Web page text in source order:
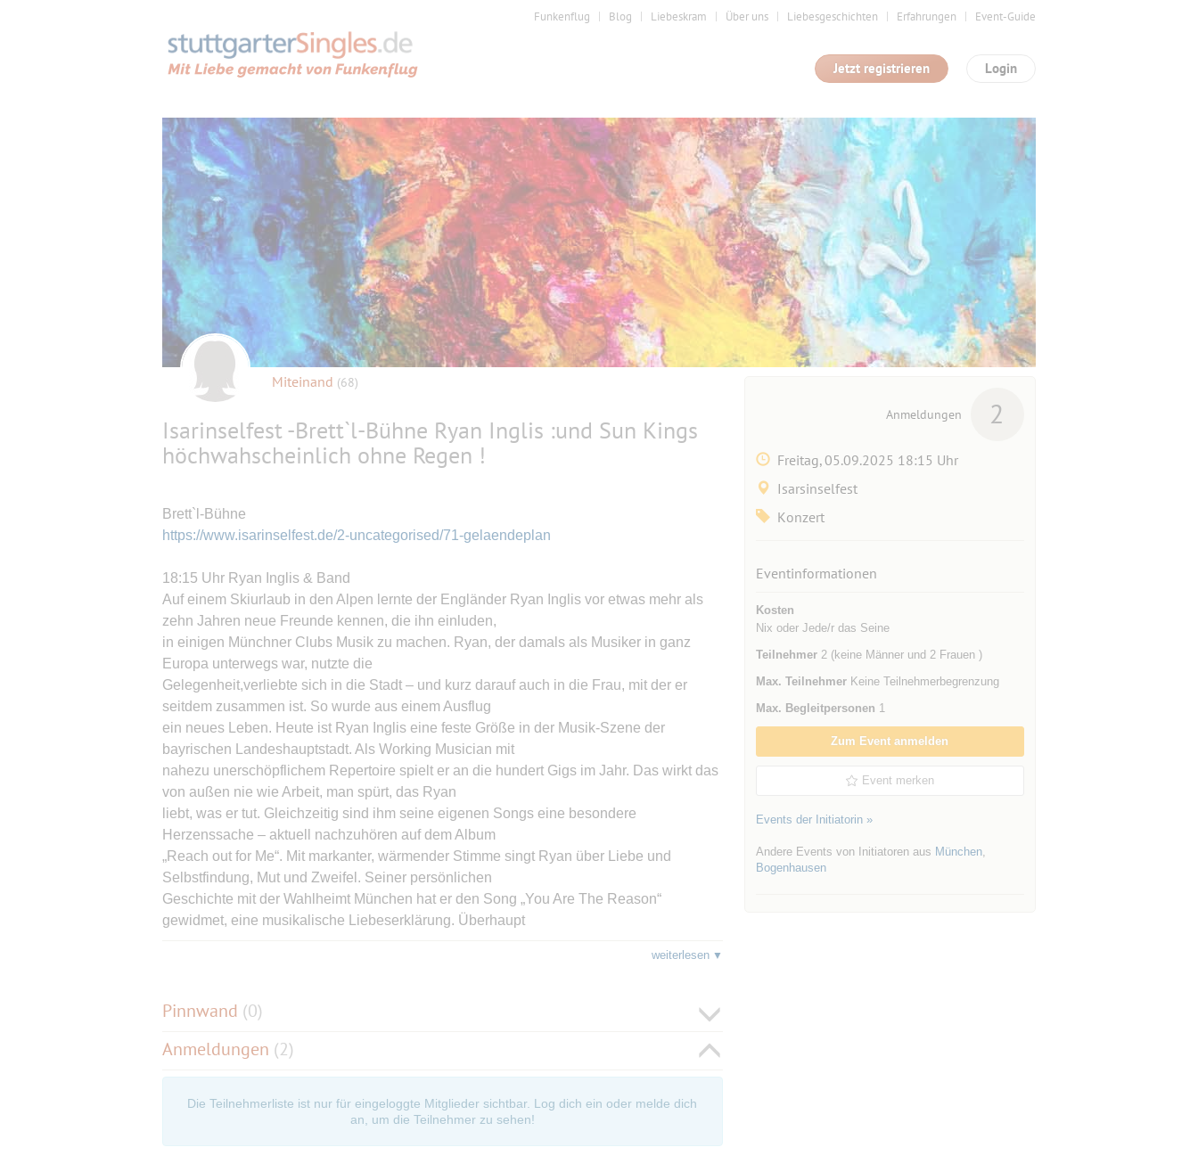
Funkenflug Blog Liebeskram Über uns Liebesgeschichten Erfahrungen Event-Guide
Login
Jetzt registrieren
Miteinand (68)
Isarinselfest -Brett`l-Bühne Ryan Inglis :und Sun Kings
höchwahscheinlich ohne Regen !
Brett`l-Bühne
https://www.isarinselfest.de/2-uncategorised/71-gelaendeplan
18:15 Uhr Ryan Inglis & Band
Auf einem Skiurlaub in den Alpen lernte der Engländer Ryan Inglis vor etwas mehr als
zehn Jahren neue Freunde kennen, die ihn einluden,
in einigen Münchner Clubs Musik zu machen. Ryan, der damals als Musiker in ganz
Europa unterwegs war, nutzte die
Gelegenheit,verliebte sich in die Stadt – und kurz darauf auch in die Frau, mit der er
seitdem zusammen ist. So wurde aus einem Ausflug
ein neues Leben. Heute ist Ryan Inglis eine feste Größe in der Musik-Szene der
bayrischen Landeshauptstadt. Als Working Musician mit
nahezu unerschöpflichem Repertoire spielt er an die hundert Gigs im Jahr. Das wirkt das
von außen nie wie Arbeit, man spürt, das Ryan
liebt, was er tut. Gleichzeitig sind ihm seine eigenen Songs eine besondere
Herzenssache – aktuell nachzuhören auf dem Album
„Reach out for Me“. Mit markanter, wärmender Stimme singt Ryan über Liebe und
Selbstfindung, Mut und Zweifel. Seiner persönlichen
Geschichte mit der Wahlheimt München hat er den Song „You Are The Reason“
gewidmet, eine musikalische Liebeserklärung. Überhaupt
es ihm auf der Bühne nicht an, aber er tut sich eher
Art: Ryan Inglis stellt sich lieber hinter die Musik,
https://ryaninglis.com/
weiterlesen
Pinnwand (0)
Anmeldungen (2)
Die Teilnehmerliste ist nur für eingeloggte Mitglieder sichtbar. Log dich ein oder melde dich
an, um die Teilnehmer zu sehen!
Anmeldungen 2
Freitag, 05.09.2025 18:15 Uhr
Isarsinselfest
Konzert
Eventinformationen
Kosten
Nix oder Jede/r das Seine
Teilnehmer2 (keine Männer und 2 Frauen )
Max. TeilnehmerKeine Teilnehmerbegrenzung
Max. Begleitpersonen 1
Zum Event anmelden
Event merken
Events der Initiatorin »
Andere Events von Initiatoren aus München,
Bogenhausen